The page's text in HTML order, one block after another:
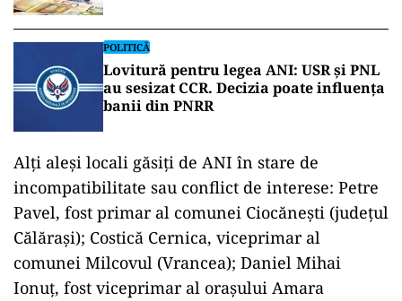
POLITICĂ
Lovitură pentru legea ANI: USR și PNL
au sesizat CCR. Decizia poate influența
banii din PNRR
Alţi aleşi locali găsiţi de ANI în stare de
incompatibilitate sau conflict de interese: Petre
Pavel, fost primar al comunei Ciocăneşti (judeţul
Călăraşi); Costică Cernica, viceprimar al
comunei Milcovul (Vrancea); Daniel Mihai
Ionuţ, fost viceprimar al oraşului Amara